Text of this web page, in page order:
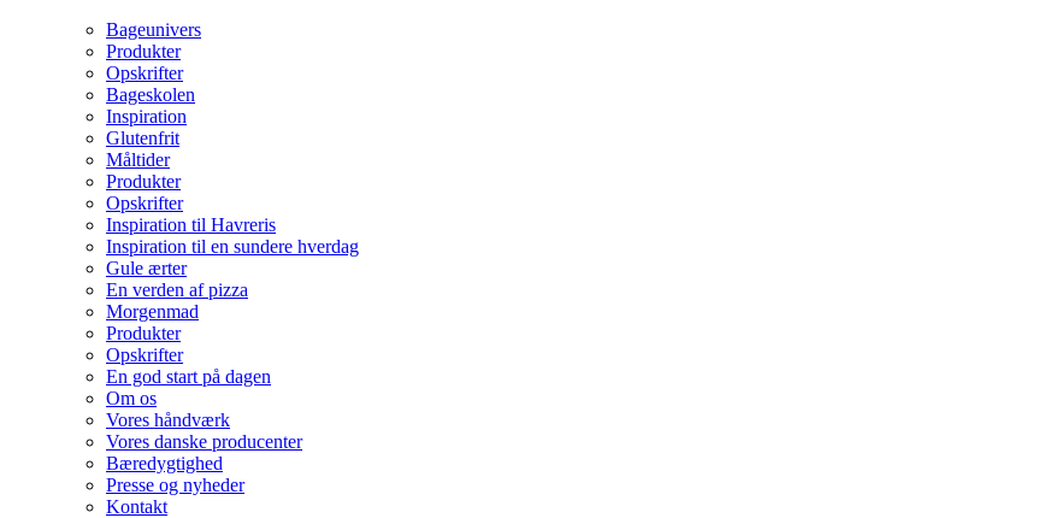
Bageunivers
Produkter
Opskrifter
Bageskolen
Inspiration
Glutenfrit
Måltider
Produkter
Opskrifter
Inspiration til Havreris
Inspiration til en sundere hverdag
Gule ærter
En verden af pizza
Morgenmad
Produkter
Opskrifter
En god start på dagen
Om os
Vores håndværk
Vores danske producenter
Bæredygtighed
Presse og nyheder
Kontakt